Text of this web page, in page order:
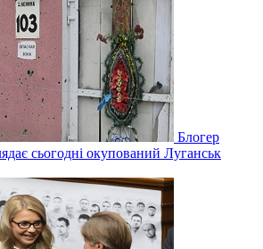
Блогер
сьогодні окупований Луганськ